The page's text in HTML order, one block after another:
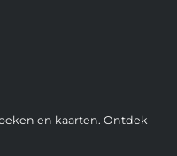
en kaarten. Ontdek